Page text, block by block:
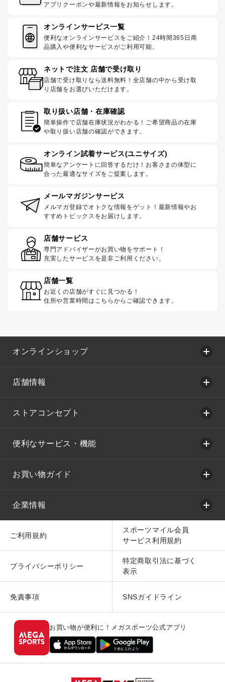
アプリクーポンや最新情報をお知らせします。
オンラインサービス一覧
便利なオンラインサービスをご紹介！24時間365日商
品購入や便利なサービスがご利用可能。
ネットで注文 店舗で受け取り
店舗で受け取りなら送料無料！全店舗の中から受け取
り店舗をお選びいただけます。
取り扱い店舗・在庫確認
簡単操作で店舗在庫状況がわかる！ご希望商品の在庫
や取り扱い店舗の確認ができます。
オンライン試着サービス(ユニサイズ)
簡単なアンケートに回答するだけ！お客さまの体型に
合った最適なサイズをご提案します。
メールマガジンサービス
メルマガ登録でオトクな情報をゲット！最新情報やお
すすめトピックスをお届けします。
店舗サービス
専門アドバイザーがお買い物をサポート！
充実したサービスを是非ご利用ください。
店舗一覧
お近くの店舗がすぐに見つかる！
住所や営業時間はこちらからご確認できます。
オンラインショップ
店舗情報
ストアコンセプト
便利なサービス・機能
お買い物ガイド
企業情報
ご利用規約
スポーツマイル会員
サービス利用規約
プライバシーポリシー
特定商取引法に基づく
表示
免責事項 SNSガイドライン
お買い物が便利に！メガスポーツ公式アプリ